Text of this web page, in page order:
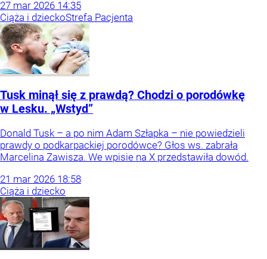
27 mar 2026 14:35
Ciąża i dzieckoStrefa Pacjenta
Tusk minął się z prawdą? Chodzi o porodówkę
w Lesku. „Wstyd”
Donald Tusk – a po nim Adam Szłapka – nie powiedzieli
prawdy o podkarpackiej porodówce? Głos ws. zabrała
Marcelina Zawisza. We wpisie na X przedstawiła dowód.
21 mar 2026 18:58
Ciąża i dziecko